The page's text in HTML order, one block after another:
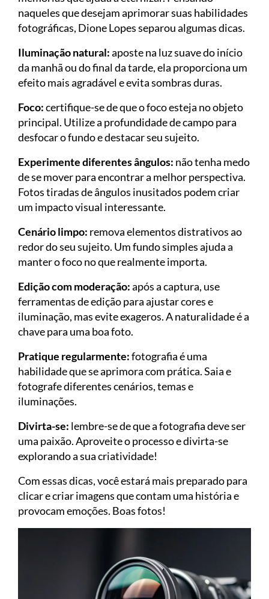
naqueles que desejam aprimorar suas habilidades
fotográficas, Dione Lopes separou algumas dicas.
Iluminação natural:aposte na luz suave do início
da manhã ou do final da tarde, ela proporciona um
efeito mais agradável e evita sombras duras.
Foco:certifique-se de que o foco esteja no objeto
principal. Utilize a profundidade de campo para
desfocar o fundo e destacar seu sujeito.
Experimente diferentes ângulos: não tenha medo
de se mover para encontrar a melhor perspectiva.
Fotos tiradas de ângulos inusitados podem criar
um impacto visual interessante.
Cenário limpo: remova elementos distrativos ao
redor do seu sujeito. Um fundo simples ajuda a
manter o foco no que realmente importa.
Edição com moderação:após a captura, use
ferramentas de edição para ajustar cores e
iluminação, mas evite exageros. A naturalidade é a
chave para uma boa foto.
Pratique regularmente:fotografia é uma
habilidade que se aprimora com prática. Saia e
fotografe diferentes cenários, temas e
iluminações.
Divirta-se: lembre-se de que a fotografia deve ser
uma paixão. Aproveite o processo e divirta-se
explorando a sua criatividade!
Com essas dicas, você estará mais preparado para
clicar e criar imagens que contam uma história e
provocam emoções. Boas fotos!